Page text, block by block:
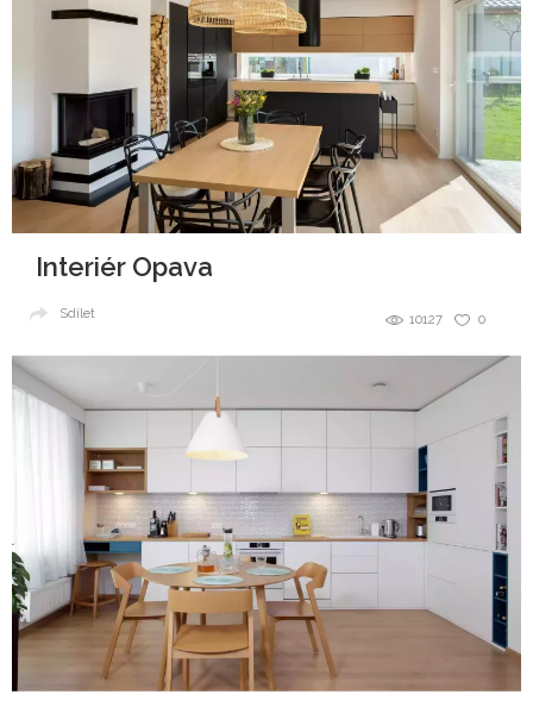
Interiér Opava
0
10127
Sdílet